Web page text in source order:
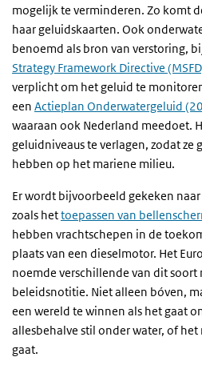
mogelijk te verminderen. Zo komt
haar geluidskaarten. Ook
benoemd als bron van verstoring,
Strategy Framework Directive
verplicht om het geluid te
een Actieplan Onderwatergeluid
waaraan ook Nederland meedoet.
geluidniveaus te verlagen, zodat ze
hebben op het mariene milieu.
Er wordt bijvoorbeeld gekeken
zoals hettoepassen van
hebben vrachtschepen in de
plaats van een dieselmotor. Het
noemde verschillende van dit soort
beleidsnotitie. Niet alleen bóven,
een wereld te winnen als het gaat
allesbehalve stil onder water, of
gaat.